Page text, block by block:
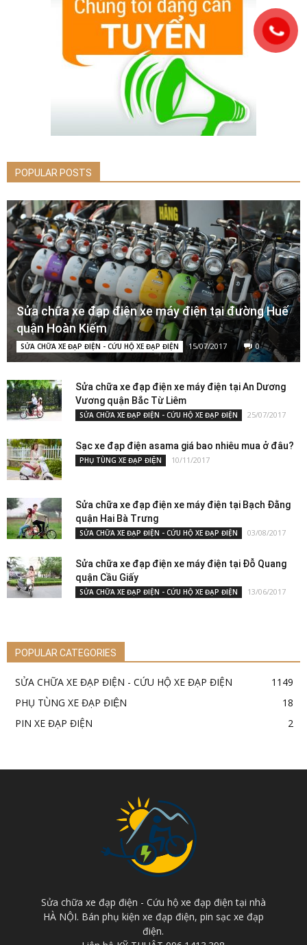
POPULAR POSTS
Sửa chữa xe đạp điện xe máy điện tại đường Huế
quận Hoàn Kiếm
SỬA CHỮA XE ĐẠP ĐIỆN - CỨU HỘ XE ĐẠP ĐIỆN 15/07/2017 0
Sửa chữa xe đạp điện xe máy điện tại An Dương
Vương quận Bắc Từ Liêm
SỬA CHỮA XE ĐẠP ĐIỆN - CỨU HỘ XE ĐẠP ĐIỆN 25/07/2017
Sạc xe đạp điện asama giá bao nhiêu mua ở đâu?
PHỤ TÙNG XE ĐẠP ĐIỆN 10/11/2017
Sửa chữa xe đạp điện xe máy điện tại Bạch Đằng
quận Hai Bà Trưng
SỬA CHỮA XE ĐẠP ĐIỆN - CỨU HỘ XE ĐẠP ĐIỆN 03/08/2017
Sửa chữa xe đạp điện xe máy điện tại Đỗ Quang
quận Cầu Giấy
SỬA CHỮA XE ĐẠP ĐIỆN - CỨU HỘ XE ĐẠP ĐIỆN 13/06/2017
POPULAR CATEGORIES
SỬA CHỮA XE ĐẠP ĐIỆN - CỨU HỘ XE ĐẠP ĐIỆN
1149
PHỤ TÙNG XE ĐẠP ĐIỆN
18
PIN XE ĐẠP ĐIỆN
2
Sửa chữa xe đạp điện - Cứu hộ xe đạp điện tại nhà
HÀ NỘI. Bán phụ kiện xe đạp điện, pin sạc xe đạp
điện.